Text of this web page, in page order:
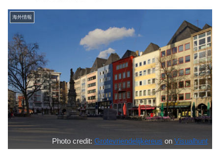
海外情報
Photo credit: Grotevriendelijkereus on Visualhunt